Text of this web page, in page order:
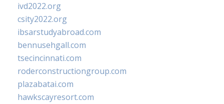
ivd2022.org
csity2022.org
ibsarstudyabroad.com
bennusehgall.com
tsecincinnati.com
roderconstructiongroup.com
plazabatai.com
hawkscayresort.com